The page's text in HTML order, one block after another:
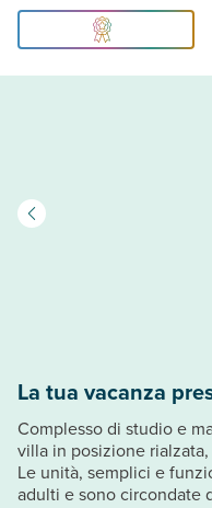
La tua vacanza
Complesso di studio e
villa in posizione
Le unità, semplici e
adulti e sono circondate